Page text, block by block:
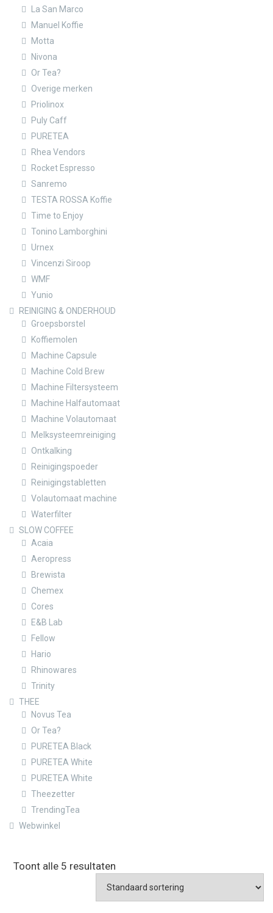
La San Marco
Manuel Koffie
Motta
Nivona
Or Tea?
Overige merken
Priolinox
Puly Caff
PURETEA
Rhea Vendors
Rocket Espresso
Sanremo
TESTA ROSSA Koffie
Time to Enjoy
Tonino Lamborghini
Urnex
Vincenzi Siroop
WMF
Yunio
REINIGING & ONDERHOUD
Groepsborstel
Koffiemolen
Machine Capsule
Machine Cold Brew
Machine Filtersysteem
Machine Halfautomaat
Machine Volautomaat
Melksysteemreiniging
Ontkalking
Reinigingspoeder
Reinigingstabletten
Volautomaat machine
Waterfilter
SLOW COFFEE
Acaia
Aeropress
Brewista
Chemex
Cores
E&B Lab
Fellow
Hario
Rhinowares
Trinity
THEE
Novus Tea
Or Tea?
PURETEA Black
PURETEA White
PURETEA White
Theezetter
TrendingTea
Webwinkel
Toont alle 5 resultaten